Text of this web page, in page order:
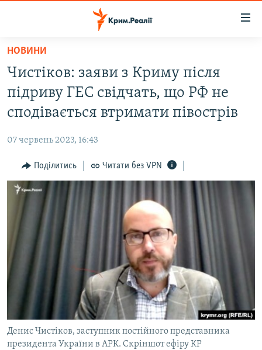
Перейти
основного
матеріалу
Перейти
до
основної
навігації
Перейти
до
пошуку
ВІДЕО ТА ФОТО
БЛОГИ
ПОГЛЯД
ІНТЕРВ'Ю
ВСЕ ЗА ДЕНЬ
СПЕЦПРОЕКТИ
ДЕПОРТАЦІЯ
ВІДЕОУРОКИ «ELIFBE»
СВІДЧЕННЯ ОКУПАЦІЇ
УКРАЇНСЬКА ПРОБЛЕМА КРИМУ
ІНФОГРАФІКА
ЯК ОБІЙТИ БЛОКУВАННЯ
Русский
Qırımtatar
ДОЛУЧАЙСЯ!
НОВИНИ
Чистіков: заяви з Криму після
підриву ГЕС свідчать, що РФ не
сподівається втримати півострів
07 червень 2023, 16:43
Поділитись Читати без VPN
Денис Чистіков, заступник постійного представника
президента України в АРК. Скріншот ефіру КР